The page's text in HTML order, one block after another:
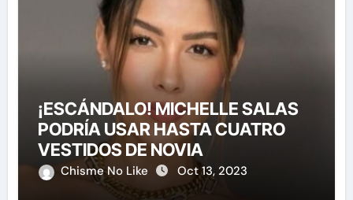
¡ESCÁNDALO! MICHELLE SALAS
PODRÍA USAR HASTA CUATRO
VESTIDOS DE NOVIA
Chisme No Like Oct 13, 2023